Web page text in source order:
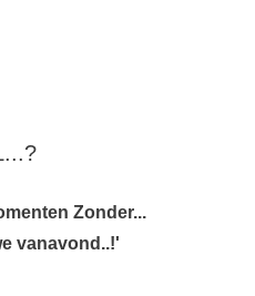
Zonder...
vanavond..!'